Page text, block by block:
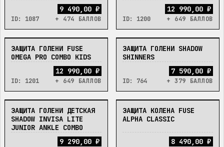
ID: 1087
9 490,00 ₽
+ 474 БАЛЛОВ ID: 1200
12 990,00 ₽
+ 649 БАЛЛОВ
НЕТ
ЗАЩИТА ГОЛЕНИ FUSE
OMEGA PRO COMBO KIDS
ID: 1201
12 990,00 ₽
+ 649 БАЛЛОВ
НЕТ
ЗАЩИТА ГОЛЕНИ SHADOW
SHINNERS
ID: 764
7 590,00 ₽
+ 379 БАЛЛОВ
НЕТ
ЗАЩИТА ГОЛЕНИ ДЕТСКАЯ
SHADOW INVISA LITE
JUNIOR ANKLE COMBO
9 290,00 ₽
НЕТ
ЗАЩИТА КОЛЕНА FUSE
ALPHA CLASSIC
8 490,00 ₽